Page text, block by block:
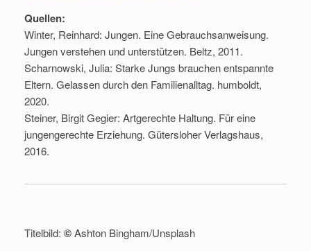
Quellen:
Winter, Reinhard: Jungen. Eine Gebrauchsanweisung.
Jungen verstehen und unterstützen. Beltz, 2011.
Scharnowski, Julia: Starke Jungs brauchen entspannte
Eltern. Gelassen durch den Familienalltag. humboldt,
2020.
Steiner, Birgit Gegier: Artgerechte Haltung. Für eine
jungengerechte Erziehung. Gütersloher Verlagshaus,
2016.
Titelbild: ©Ashton Bingham/Unsplash